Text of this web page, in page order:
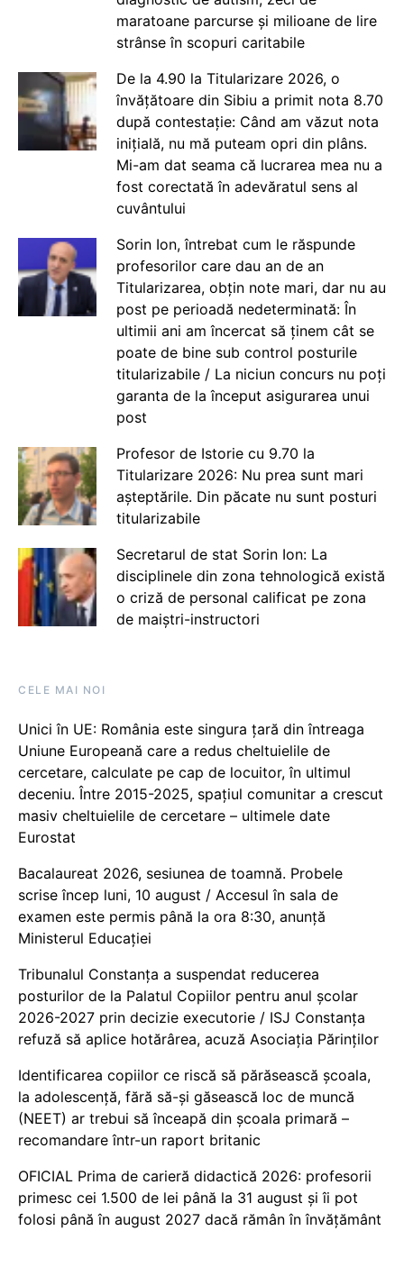
maratoane parcurse și milioane de lire
strânse în scopuri caritabile
De la 4.90 la Titularizare 2026, o
învățătoare din Sibiu a primit nota 8.70
după contestație: Când am văzut nota
inițială, nu mă puteam opri din plâns.
Mi-am dat seama că lucrarea mea nu a
fost corectată în adevăratul sens al
cuvântului
Sorin Ion, întrebat cum le răspunde
profesorilor care dau an de an
Titularizarea, obțin note mari, dar nu au
post pe perioadă nedeterminată: În
ultimii ani am încercat să ținem cât se
poate de bine sub control posturile
titularizabile / La niciun concurs nu poți
garanta de la început asigurarea unui
post
Profesor de Istorie cu 9.70 la
Titularizare 2026: Nu prea sunt mari
așteptările. Din păcate nu sunt posturi
titularizabile
Secretarul de stat Sorin Ion: La
disciplinele din zona tehnologică există
o criză de personal calificat pe zona
de maiștri-instructori
CELE MAI NOI
Unici în UE: România este singura țară din întreaga
Uniune Europeană care a redus cheltuielile de
cercetare, calculate pe cap de locuitor, în ultimul
deceniu. Între 2015-2025, spațiul comunitar a crescut
masiv cheltuielile de cercetare – ultimele date
Eurostat
Bacalaureat 2026, sesiunea de toamnă. Probele
scrise încep luni, 10 august / Accesul în sala de
examen este permis până la ora 8:30, anunță
Ministerul Educației
Tribunalul Constanța a suspendat reducerea
posturilor de la Palatul Copiilor pentru anul școlar
2026-2027 prin decizie executorie / ISJ Constanța
refuză să aplice hotărârea, acuză Asociația Părinților
Identificarea copiilor ce riscă să părăsească școala,
la adolescență, fără să-și găsească loc de muncă
(NEET) ar trebui să înceapă din școala primară –
recomandare într-un raport britanic
OFICIAL Prima de carieră didactică 2026: profesorii
primesc cei 1.500 de lei până la 31 august și îi pot
folosi până în august 2027 dacă rămân în învățământ